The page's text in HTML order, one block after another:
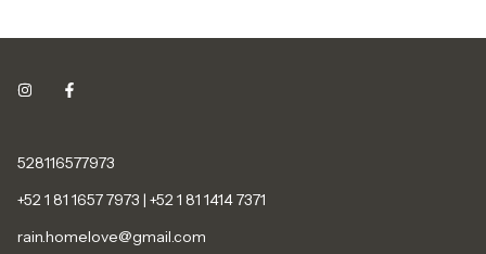
528116577973
+52 1 81 1657 7973 | +52 1 81 1414 7371
rain.homelove@gmail.com